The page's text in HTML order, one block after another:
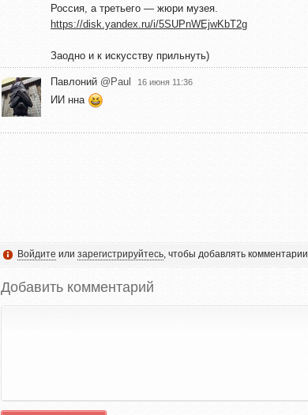
Россия, а третьего — жюри музея.
https://disk.yandex.ru/i/5SUPnWEjwKbT2g
Заодно и к искусству прильнуть)
Павлоний @Paul 16 июня 11:36
ИИ нна
Войдите или зарегистрируйтесь, чтобы добавлять комментарии.
Добавить комментарий